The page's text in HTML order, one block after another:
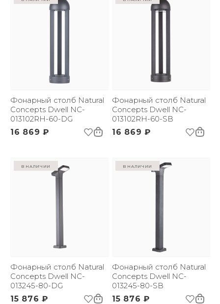
Фонарный столб Natural
Concepts Dwell NC-
013102RH-60-DG
16 869 ₽
Фонарный столб Natural
Concepts Dwell NC-
013102RH-60-SB
16 869 ₽
в наличии
Фонарный столб Natural
Concepts Dwell NC-
013245-80-DG
15 876 ₽
в наличии
Фонарный столб Natural
Concepts Dwell NC-
013245-80-SB
15 876 ₽